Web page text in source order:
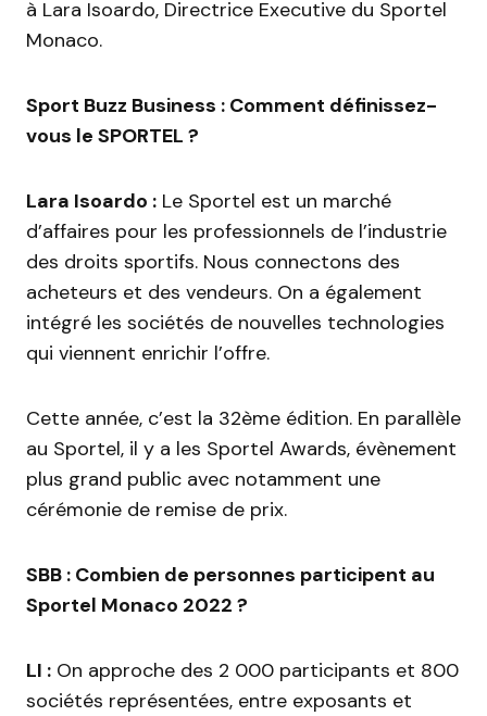
à Lara Isoardo, Directrice Executive du Sportel
Monaco.
Sport Buzz Business : Comment définissez-
vous le SPORTEL ?
Lara Isoardo : Le Sportel est un marché
d’affaires pour les professionnels de l’industrie
des droits sportifs. Nous connectons des
acheteurs et des vendeurs. On a également
intégré les sociétés de nouvelles technologies
qui viennent enrichir l’offre.
Cette année, c’est la 32ème édition. En parallèle
au Sportel, il y a les Sportel Awards, évènement
plus grand public avec notamment une
cérémonie de remise de prix.
SBB : Combien de personnes participent au
Sportel Monaco 2022 ?
LI : On approche des 2 000 participants et 800
sociétés représentées, entre exposants et